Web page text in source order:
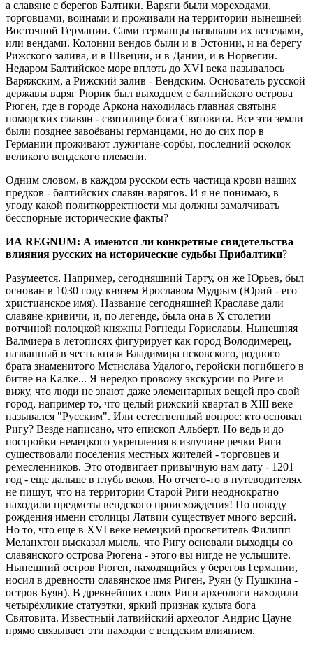
а славяне с берегов Балтики. Варяги были мореходами,
торговцами, воинами и проживали на территории нынешней
Восточной Германии. Сами германцы называли их венедами,
или вендами. Колонии вендов были и в Эстонии, и на берегу
Рижского залива, и в Швеции, и в Дании, и в Норвегии.
Недаром Балтийское море вплоть до XVI века называлось
Варяжским, а Рижский залив - Вендским. Основатель русской
державы варяг Рюрик был выходцем с балтийского острова
Рюген, где в городе Аркона находилась главная святыня
поморских славян - святилище бога Святовита. Все эти земли
были позднее завоёваны германцами, но до сих пор в
Германии проживают лужичане-сорбы, последний осколок
великого вендского племени.
Одним словом, в каждом русском есть частица крови наших
предков - балтийских славян-варягов. И я не понимаю, в
угоду какой политкорректности мы должны замалчивать
бесспорные исторические факты?
ИА REGNUM: А имеются ли конкретные свидетельства
влияния русских на исторические судьбы Прибалтики?
Разумеется. Например, сегодняшний Тарту, он же Юрьев, был
основан в 1030 году князем Ярославом Мудрым (Юрий - его
христианское имя). Название сегодняшней Краславе дали
славяне-кривичи, и, по легенде, была она в Х столетии
вотчиной полоцкой княжны Рогнеды Гориславы. Нынешняя
Валмиера в летописях фигурирует как город Володимерец,
названный в честь князя Владимира псковского, родного
брата знаменитого Мстислава Удалого, геройски погибшего в
битве на Калке... Я нередко провожу экскурсии по Риге и
вижу, что люди не знают даже элементарных вещей про свой
город, например то, что целый рижский квартал в XIII веке
назывался "Русским". Или естественный вопрос: кто основал
Ригу? Везде написано, что епископ Альберт. Но ведь и до
постройки немецкого укрепления в излучине речки Риги
существовали поселения местных жителей - торговцев и
ремесленников. Это отодвигает привычную нам дату - 1201
год - еще дальше в глубь веков. Но отчего-то в путеводителях
не пишут, что на территории Старой Риги неоднократно
находили предметы вендского происхождения! По поводу
рождения имени столицы Латвии существует много версий.
Но то, что еще в XVI веке немецкий просветитель Филипп
Меланхтон высказал мысль, что Ригу основали выходцы со
славянского острова Рюгена - этого вы нигде не услышите.
Нынешний остров Рюген, находящийся у берегов Германии,
носил в древности славянское имя Риген, Руян (у Пушкина -
остров Буян). В древнейших слоях Риги археологи находили
четырёхликие статуэтки, яркий признак культа бога
Святовита. Известный латвийский археолог Андрис Цауне
прямо связывает эти находки с вендским влиянием.